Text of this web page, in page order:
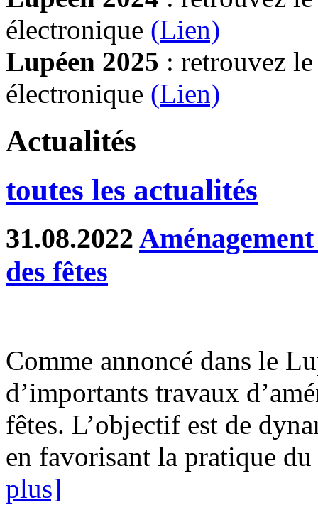
électronique (Lien)
Lupéen 2025 : retrouvez
électronique (Lien)
Actualités
toutes les actualités
31.08.2022
des fêtes
Comme annoncé dans le
d’importants travaux
fêtes. L’objectif est de
en favorisant la pratique
plus]